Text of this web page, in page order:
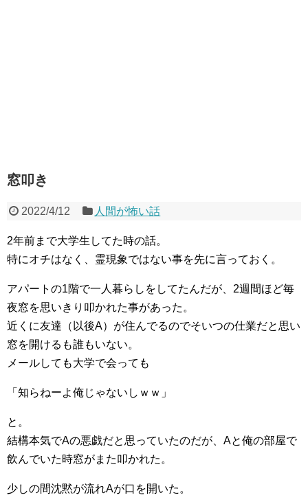
窓叩き
2022/4/12 人間が怖い話
2年前まで大学生してた時の話。
特にオチはなく、霊現象ではない事を先に言っておく。
アパートの1階で一人暮らしをしてたんだが、2週間ほど毎
夜窓を思いきり叩かれた事があった。
近くに友達（以後A）が住んでるのでそいつの仕業だと思い
窓を開けるも誰もいない。
メールしても大学で会っても
「知らねーよ俺じゃないしｗｗ」
と。
結構本気でAの悪戯だと思っていたのだが、Aと俺の部屋で
飲んでいた時窓がまた叩かれた。
少しの間沈黙が流れAが口を開いた。